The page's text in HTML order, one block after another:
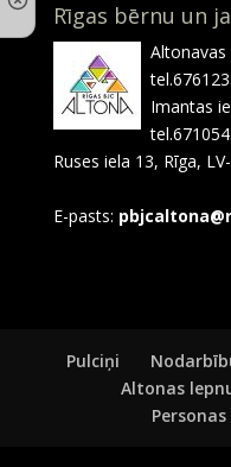
Rīgas bērnu un
Altonavas
Imantas
Ruses iela 13, Rīga,
E-pasts:
Pulciņi
Altonas